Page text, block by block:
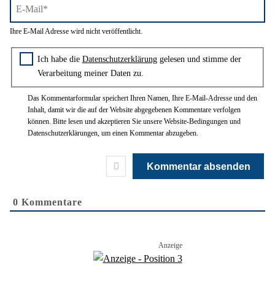
E-
Mail*
Ihre E-Mail Adresse wird nicht veröffentlicht.
Zustimmung zur Datenschutzerklärung
Ich habe die Datenschutzerklärunggelesen und stimme der
Verarbeitung meiner Daten zu.
Das Kommentarformular speichert Ihren Namen, Ihre E-Mail-Adresse und den
Inhalt, damit wir die auf der Website abgegebenen Kommentare verfolgen
können. Bitte lesen und akzeptieren Sie unsere Website-Bedingungen und
Datenschutzerklärungen, um einen Kommentar abzugeben.
0 Kommentare